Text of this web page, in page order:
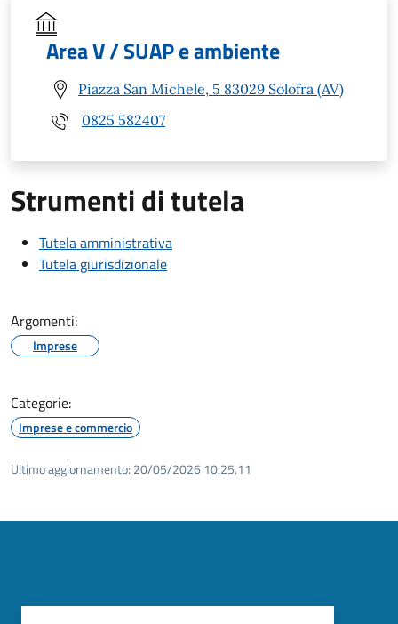
Area V / SUAP e ambiente
Piazza San Michele, 5 83029 Solofra (AV)
0825 582407
Strumenti di tutela
Tutela amministrativa
Tutela giurisdizionale
Argomenti:
Imprese
Categorie:
Imprese e commercio
Ultimo aggiornamento: 20/05/2026 10:25.11